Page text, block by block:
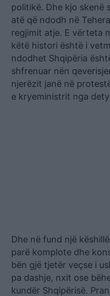
politikë. Dhe kjo skenë
atë që ndodh në
regjimit atje. E vërteta
këtë histori është i
ndodhet Shqipëria
shfrenuar nën
njerëzit janë në
e kryeministrit nga
Dhe në fund një
parë komplote dhe
bën gjë tjetër veçse i
pa dashje, nxit ose
kundër Shqipërisë.